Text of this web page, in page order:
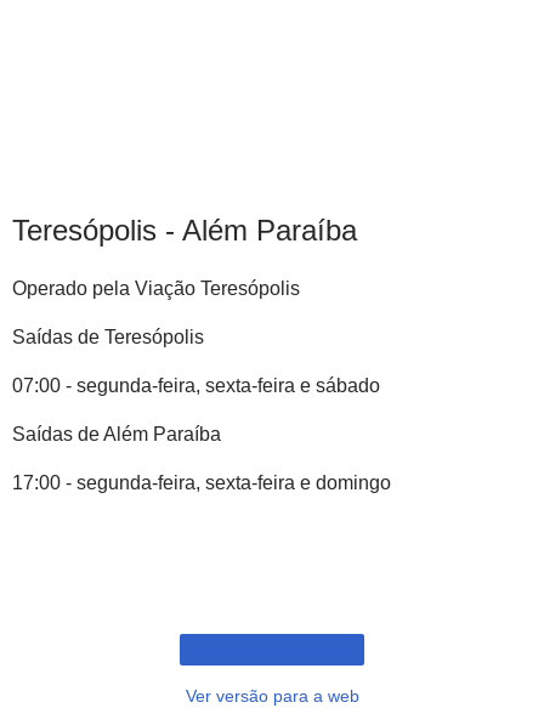
Teresópolis - Além Paraíba
Operado pela Viação Teresópolis
Saídas de Teresópolis
07:00 - segunda-feira, sexta-feira e sábado
Saídas de Além Paraíba
17:00 - segunda-feira, sexta-feira e domingo
Ver versão para a web